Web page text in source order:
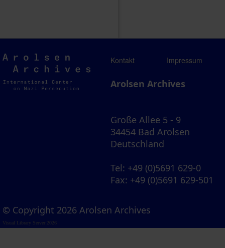
Arolsen
Archives
Kontakt Impressum
Arolsen Archives
Große Allee 5 - 9
34454 Bad Arolsen
Deutschland
Tel: +49 (0)5691 629-0
Fax: +49 (0)5691 629-501
© Copyright 2026 Arolsen Archives
Visual Library Server 2026